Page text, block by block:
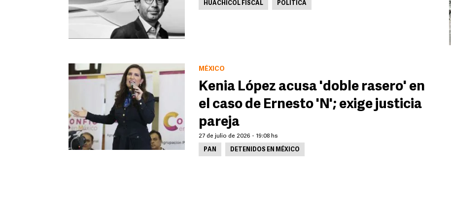
HUACHICOL FISCAL POLÍTICA
MÉXICO
Kenia López acusa 'doble rasero' en
el caso de Ernesto 'N'; exige justicia
pareja
27 de julio de 2026 - 19:08 hs
PAN DETENIDOS EN MÉXICO